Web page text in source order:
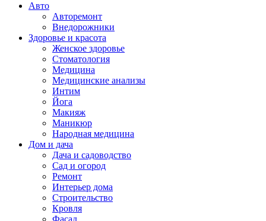
Авто
Авторемонт
Внедорожники
Здоровье и красота
Женское здоровье
Стоматология
Медицина
Медицинские анализы
Интим
Йога
Макияж
Маникюр
Народная медицина
Дом и дача
Дача и садоводство
Сад и огород
Ремонт
Интерьер дома
Строительство
Кровля
Фасад